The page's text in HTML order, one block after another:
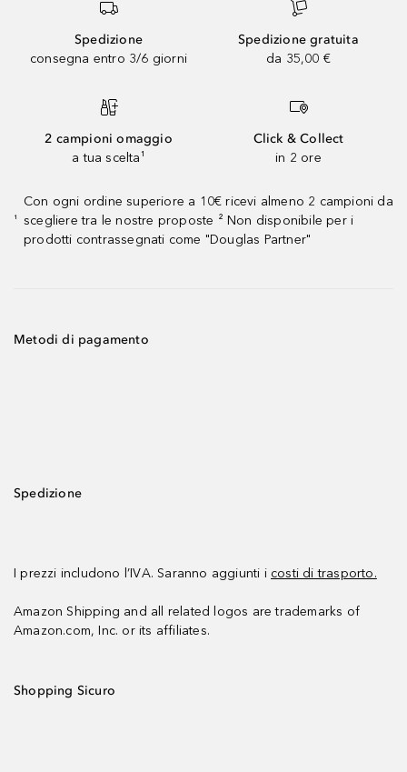
Spedizione
consegna entro 3/6 giorni
Spedizione gratuita
da 35,00 €
2 campioni omaggio
a tua scelta¹
Click & Collect
in 2 ore
¹
Con ogni ordine superiore a 10€ ricevi almeno 2 campioni da
scegliere tra le nostre proposte ² Non disponibile per i
prodotti contrassegnati come "Douglas Partner"
Metodi di pagamento
Spedizione
I prezzi includono l’IVA. Saranno aggiunti i costi di trasporto.
Amazon Shipping and all related logos are trademarks of
Amazon.com, Inc. or its affiliates.
Shopping Sicuro